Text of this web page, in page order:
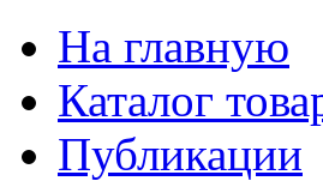
На главную
Каталог
Публикации